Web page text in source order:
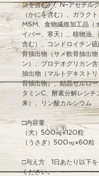
ンを含む）、N-アセチル
（かにを含む）、ガラクト
MSM、食物繊維加工品（
イバー、寒天）、植物油
含む）、コンドロイチン
骨抽出物（サメ軟骨抽出物
ン）、プロテオグリカン
抽出物（マルトデキスト
骨抽出物）、結晶セルロ
タミンC、酵素分解レシチ
来）、リン酸カルシウム
□内容量
（犬）500㎎×120粒
（うさぎ）500㎎×60粒
□与え方 1日あたり以下を
ください。